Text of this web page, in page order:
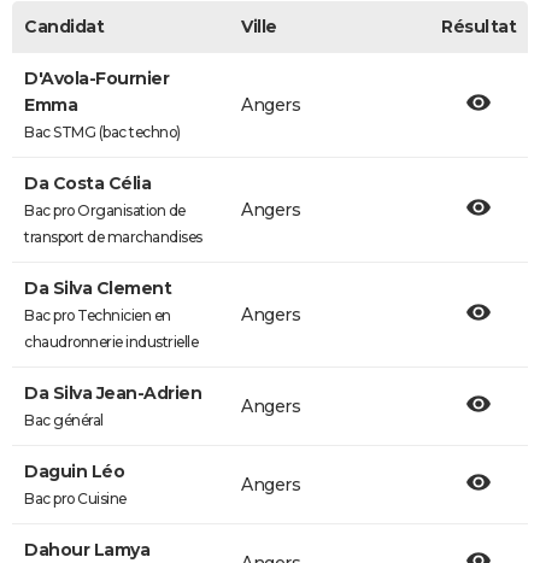
Candidat Ville Résultat
D'Avola-Fournier
Emma
Bac STMG (bac techno)
Angers
Da Costa Célia
Bac pro Organisation de
transport de marchandises
Angers
Da Silva Clement
Bac pro Technicien en
chaudronnerie industrielle
Angers
Da Silva Jean-Adrien
Bac général
Angers
Daguin Léo
Bac pro Cuisine
Angers
Dahour Lamya